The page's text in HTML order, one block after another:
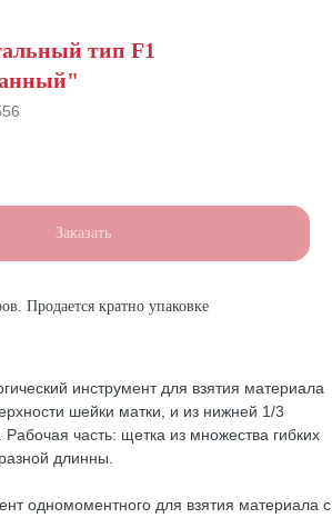
тип F1
Заказать
Продается кратно упаковке
инструмент для взятия материала
шейки матки, и из нижней 1/3
Рабочая часть: щетка из множества гибких
длинны.
одномоментного для взятия материала с